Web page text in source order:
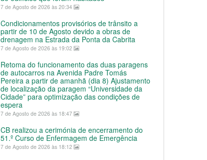
7 de Agosto de 2026 às 20:34
Condicionamentos provisórios de trânsito a
partir de 10 de Agosto devido a obras de
drenagem na Estrada da Ponta da Cabrita
7 de Agosto de 2026 às 19:02
Retoma do funcionamento das duas paragens
de autocarros na Avenida Padre Tomás
Pereira a partir de amanhã (dia 8) Ajustamento
de localização da paragem “Universidade da
Cidade” para optimização das condições de
espera
7 de Agosto de 2026 às 18:47
CB realizou a cerimónia de encerramento do
51.º Curso de Enfermagem de Emergência
7 de Agosto de 2026 às 18:12